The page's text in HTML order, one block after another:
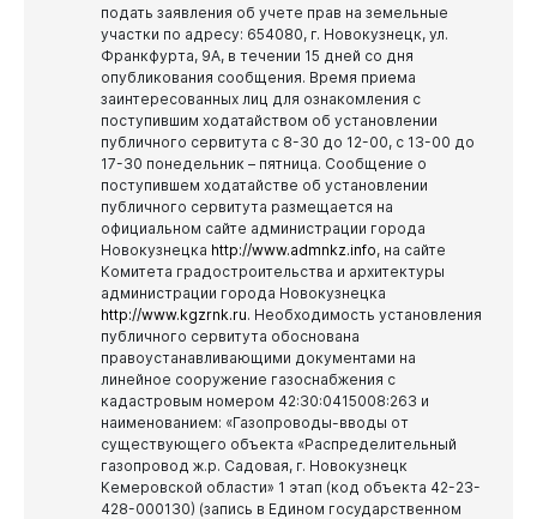
подать заявления об учете прав на земельные
участки по адресу: 654080, г. Новокузнецк, ул.
Франкфурта, 9А, в течении 15 дней со дня
опубликования сообщения. Время приема
заинтересованных лиц для ознакомления с
поступившим ходатайством об установлении
публичного сервитута с 8-30 до 12-00, с 13-00 до
17-30 понедельник – пятница. Сообщение о
поступившем ходатайстве об установлении
публичного сервитута размещается на
официальном сайте администрации города
Новокузнецка http://www.admnkz.info, на сайте
Комитета градостроительства и архитектуры
администрации города Новокузнецка
http://www.kgzrnk.ru. Необходимость установления
публичного сервитута обоснована
правоустанавливающими документами на
линейное сооружение газоснабжения с
кадастровым номером 42:30:0415008:263 и
наименованием: «Газопроводы-вводы от
существующего объекта «Распределительный
газопровод ж.р. Садовая, г. Новокузнецк
Кемеровской области» 1 этап (код объекта 42-23-
428-000130) (запись в Едином государственном